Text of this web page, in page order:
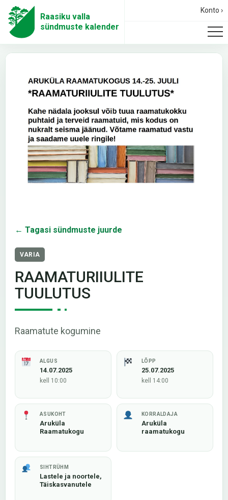
Raasiku valla
sündmuste kalender
Konto ›
← Tagasi sündmuste juurde
VARIA
RAAMATURIIULITE
TUULUTUS
Raamatute kogumine
ALGUS
14.07.2025
kell 10:00
LÕPP
25.07.2025
kell 14:00
ASUKOHT
Aruküla
Raamatukogu
KORRALDAJA
Aruküla
raamatukogu
SIHTRÜHM
Lastele ja noortele,
Täiskasvanutele